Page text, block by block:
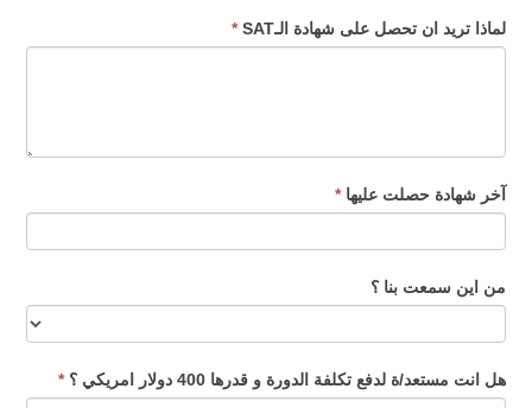
لماذا تريد ان تحصل على شهادة الـSAT *
آخر شهادة حصلت عليها*
من اين سمعت بنا ؟
هل انت مستعد/ة لدفع تكلفة الدورة و قدرها 400 دولار امريكي ؟ *